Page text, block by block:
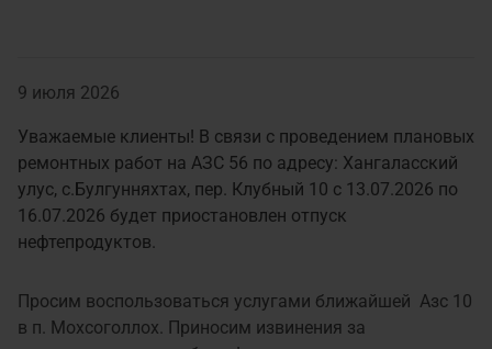
9 июля 2026
Уважаемые клиенты! В связи с проведением плановых
ремонтных работ на АЗС 56 по адресу: Хангаласский
улус, с.Булгунняхтах, пер. Клубный 10 с 13.07.2026 по
16.07.2026 будет приостановлен отпуск
нефтепродуктов.
Просим воспользоваться услугами ближайшей Азс 10
в п. Мохсоголлох. Приносим извинения за